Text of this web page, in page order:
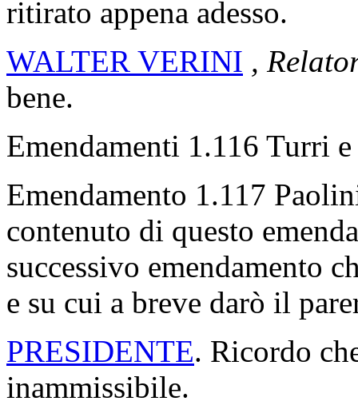
ritirato appena adesso.
WALTER VERINI ,
bene.
Emendamenti 1.116 Turri
Emendamento 1.117
contenuto di questo
successivo emendamento
e su cui a breve darò il
PRESIDENTE. Ricordo
inammissibile.